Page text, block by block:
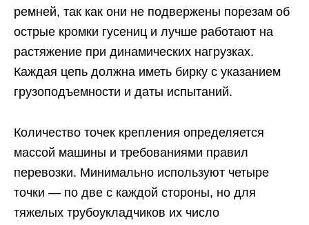
ремней, так как они не подвержены порезам об
острые кромки гусениц и лучше работают на
растяжение при динамических нагрузках.
Каждая цепь должна иметь бирку с указанием
грузоподъемности и даты испытаний.
Количество точек крепления определяется
массой машины и требованиями правил
перевозки. Минимально используют четыре
точки — по две с каждой стороны, но для
тяжелых трубоукладчиков их число